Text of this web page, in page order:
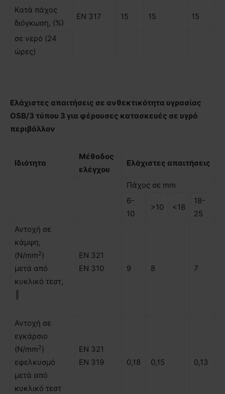
Κατά πάχος
διόγκωση, (%)
ΕΝ 317 15 15 15
σε νερό (24
ώρες)
Ελάχιστες απαιτήσεις σε ανθεκτικότητα υγρασίας
OSB/3 τύπου 3 για φέρουσες κατασκευές σε υγρό
περιβάλλον
Ιδιότητα
Μέθοδος
ελέγχου
Ελάχιστες απαιτήσεις
Πάχος σε mm
6-
10
>10 <18
18-
25
Αντοχή σε
κάµψη,
(N/mm2)
µετά από
κυκλικό τεστ,
ΕΝ 321
ΕΝ 310
9 8 7
Αντοχή σε
εγκάρσιο
(N/mm2)
εφελκυσµό
µετά από
κυκλικό τεστ
ΕΝ 321
ΕΝ 319
0,18 0,15 0,13